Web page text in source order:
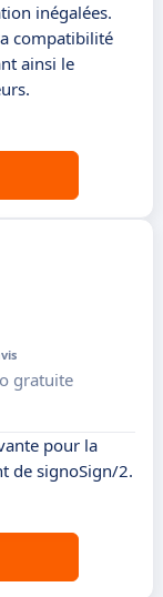
inégalées.
compatibilité
ainsi le
gratuite
pour la
de signoSign/2.